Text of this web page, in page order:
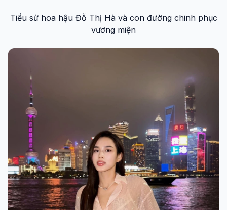
Tiểu sử hoa hậu Đỗ Thị Hà và con đường chinh phục
vương miện